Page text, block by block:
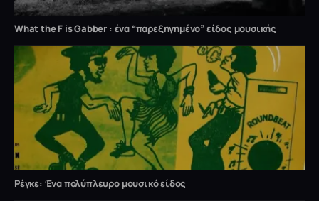
What the F is Gabber : ένα “παρεξηγημένο” είδος μουσικής
Ρέγκε: Ένα πολύπλευρο μουσικό είδος